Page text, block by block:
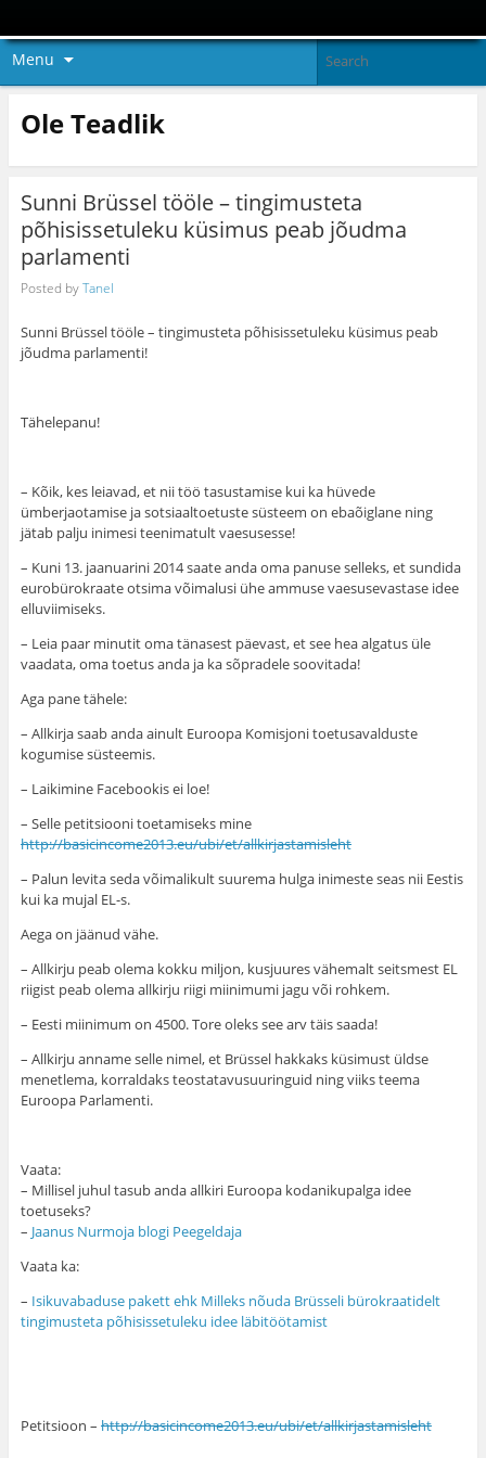
Menu
Ole Teadlik
Sunni Brüssel tööle – tingimusteta
põhisissetuleku küsimus peab jõudma
parlamenti
Posted byTanel
Sunni Brüssel tööle – tingimusteta põhisissetuleku küsimus peab
jõudma parlamenti!
Tähelepanu!
– Kõik, kes leiavad, et nii töö tasustamise kui ka hüvede
ümberjaotamise ja sotsiaaltoetuste süsteem on ebaõiglane ning
jätab palju inimesi teenimatult vaesusesse!
– Kuni 13. jaanuarini 2014 saate anda oma panuse selleks, et sundida
eurobürokraate otsima võimalusi ühe ammuse vaesusevastase idee
elluviimiseks.
– Leia paar minutit oma tänasest päevast, et see hea algatus üle
vaadata, oma toetus anda ja ka sõpradele soovitada!
Aga pane tähele:
– Allkirja saab anda ainult Euroopa Komisjoni toetusavalduste
kogumise süsteemis.
– Laikimine Facebookis ei loe!
– Selle petitsiooni toetamiseks mine
http://basicincome2013.eu/ubi/et/allkirjastamisleht
– Palun levita seda võimalikult suurema hulga inimeste seas nii Eestis
kui ka mujal EL-s.
Aega on jäänud vähe.
– Allkirju peab olema kokku miljon, kusjuures vähemalt seitsmest EL
riigist peab olema allkirju riigi miinimumi jagu või rohkem.
– Eesti miinimum on 4500. Tore oleks see arv täis saada!
– Allkirju anname selle nimel, et Brüssel hakkaks küsimust üldse
menetlema, korraldaks teostatavusuuringuid ning viiks teema
Euroopa Parlamenti.
Vaata:
– Millisel juhul tasub anda allkiri Euroopa kodanikupalga idee
toetuseks?
– Jaanus Nurmoja blogi Peegeldaja
Vaata ka:
– Isikuvabaduse pakett ehk Milleks nõuda Brüsseli bürokraatidelt
tingimusteta põhisissetuleku idee läbitöötamist
Petitsioon – http://basicincome2013.eu/ubi/et/allkirjastamisleht